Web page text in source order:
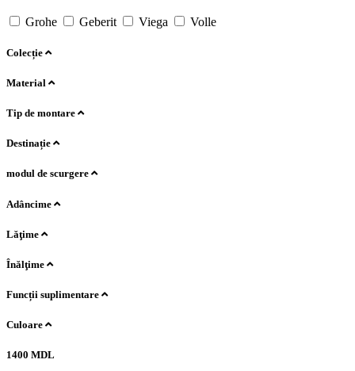
Grohe Geberit Viega Volle
Colecție
Material
Tip de montare
Destinație
modul de scurgere
Adâncime
Lăţime
Înălţime
Funcții suplimentare
Culoare
1400 MDL